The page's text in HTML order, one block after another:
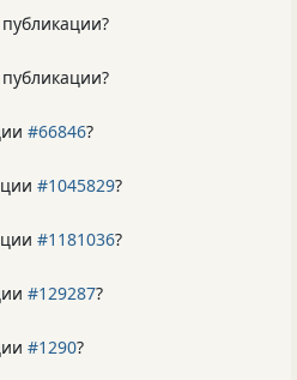
#66846?
#1045829?
#1181036?
#129287?
#1290?